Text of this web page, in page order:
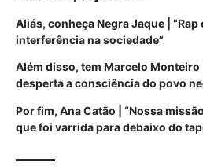
Aliás, conheça Negra Jaque | “Rap
interferência na sociedade”
Além disso, tem Marcelo Monteiro
desperta a consciência do povo
Por fim, Ana Catão | “Nossa
que foi varrida para debaixo do